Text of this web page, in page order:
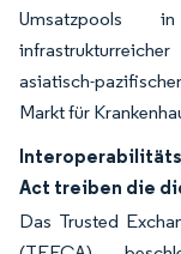
Umsatzpools
asiatisch-
Markt für
Act treiben die
Das Trusted